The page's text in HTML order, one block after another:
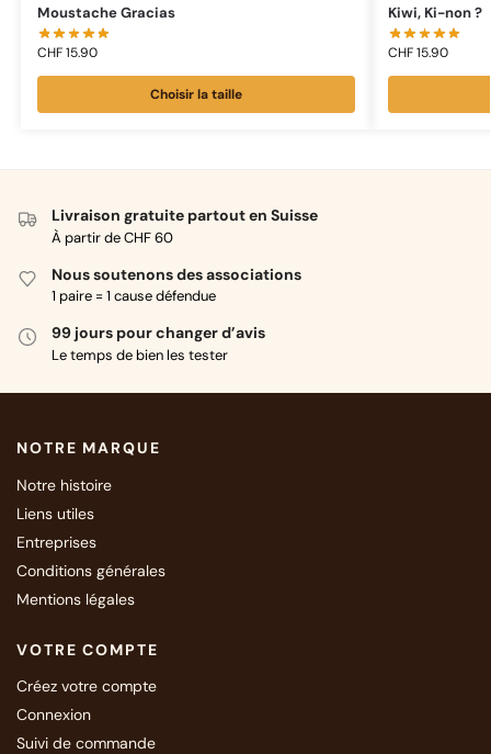
Moustache Gracias
CHF15.90
Choisir la taille
Kiwi, Ki-non ?
CHF15.90
Livraison gratuite partout en Suisse
À partir de CHF 60
Nous soutenons des associations
1 paire = 1 cause défendue
99 jours pour changer d’avis
Le temps de bien les tester
NOTRE MARQUE
Notre histoire
Liens utiles
Entreprises
Conditions générales
Mentions légales
VOTRE COMPTE
Créez votre compte
Connexion
Suivi de commande